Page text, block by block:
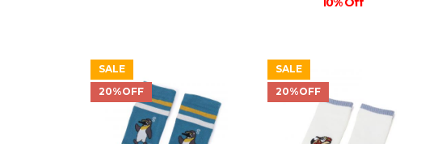
SALE
20%OFF
SALE
20%OFF